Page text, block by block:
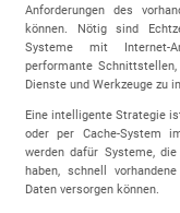
Anforderungen des
können. Nötig sind
Systeme mit Internet-
performante
Dienste und Werkzeuge zu
Eine intelligente Strategie
oder per Cache-System
werden dafür Systeme,
haben, schnell
Daten versorgen können.